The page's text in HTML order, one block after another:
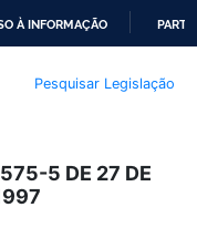
À INFORMAÇÃO
Pesquisar Legislação
5 DE 27 DE